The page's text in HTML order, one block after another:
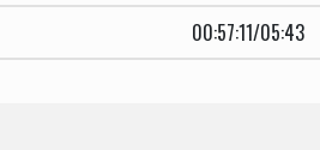
00:57:11/05:43